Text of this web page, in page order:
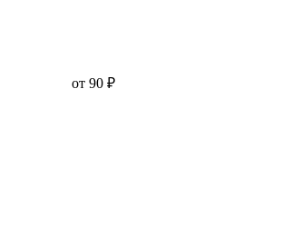
от 90 ₽